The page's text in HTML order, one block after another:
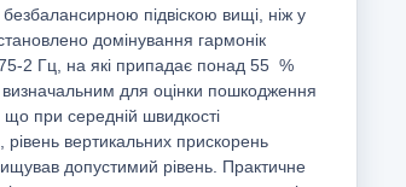
підвіскою вищі, ніж у
домінування гармонік
2 Гц, на які припадає понад 55 %
для оцінки пошкодження
при середній швидкості
вертикальних прискорень
допустимий рівень. Практичне